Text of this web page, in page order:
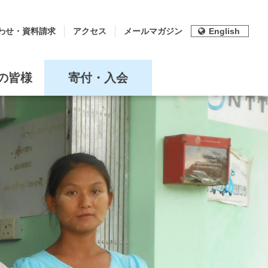
皆様 寄付・入会
せ・資料請求 アクセス メールマガジン English